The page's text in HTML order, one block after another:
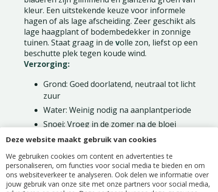
Deze website maakt gebruik van cookies
We gebruiken cookies om content en advertenties te
personaliseren, om functies voor social media te bieden en om
ons websiteverkeer te analyseren. Ook delen we informatie over
jouw gebruik van onze site met onze partners voor social media,
kleur. Een uitstekende keuze voor informele
hagen of als lage afscheiding. Zeer geschikt als
lage haagplant of bodembedekker in zonnige
tuinen. Staat graag in de volle zon, liefst op een
beschutte plek tegen koude wind.
Verzorging:
Grond: Goed doorlatend, neutraal tot licht
zuur
Water: Weinig nodig na aanplantperiode
Snoei: Vroeg in de zomer na de bloei
Bijzonderheden:Een van de meest winterharde
Ceanothus-soorten.